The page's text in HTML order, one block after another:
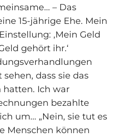
– Das
15-jährige Ehe. Mein
‚Mein Geld
gehört ihr.‘
dass sie das
Ich war
bezahlte
um... „Nein, sie tut es
Menschen können